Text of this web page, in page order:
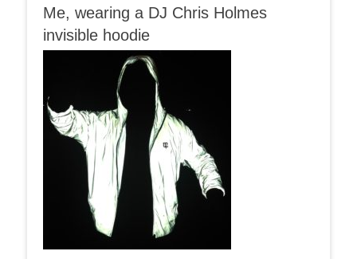
Me, wearing a DJ Chris Holmes
invisible hoodie